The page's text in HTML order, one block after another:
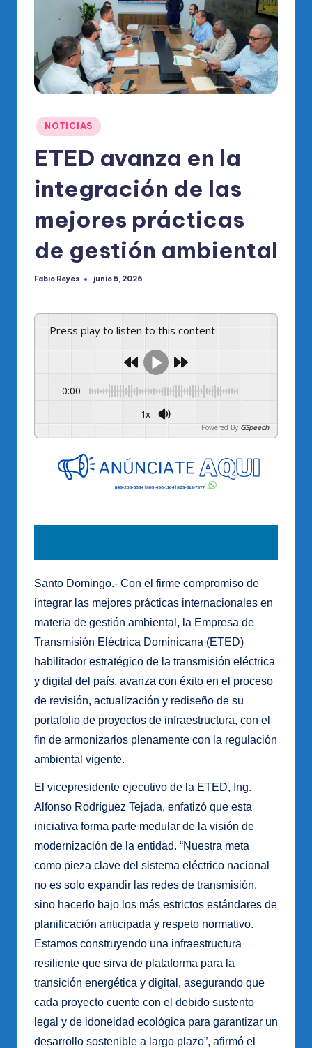
o
O
al
R
M
Publicado
en
NOTICIAS
ETED avanza en la
integración de las
mejores prácticas
de gestión ambiental
Publicado
Fabio Reyes junio 5, 2026
Press play to listen to this content
0:00 -:--
1x
Powered By GSpeech
Santo Domingo.- Con el firme compromiso de
integrar las mejores prácticas internacionales en
materia de gestión ambiental, la Empresa de
Transmisión Eléctrica Dominicana (ETED)
habilitador estratégico de la transmisión eléctrica
y digital del país, avanza con éxito en el proceso
de revisión, actualización y rediseño de su
portafolio de proyectos de infraestructura, con el
fin de armonizarlos plenamente con la regulación
ambiental vigente.
El vicepresidente ejecutivo de la ETED, Ing.
Alfonso Rodríguez Tejada, enfatizó que esta
iniciativa forma parte medular de la visión de
modernización de la entidad. “Nuestra meta
como pieza clave del sistema eléctrico nacional
no es solo expandir las redes de transmisión,
sino hacerlo bajo los más estrictos estándares de
planificación anticipada y respeto normativo.
Estamos construyendo una infraestructura
resiliente que sirva de plataforma para la
transición energética y digital, asegurando que
cada proyecto cuente con el debido sustento
legal y de idoneidad ecológica para garantizar un
desarrollo sostenible a largo plazo”, afirmó el